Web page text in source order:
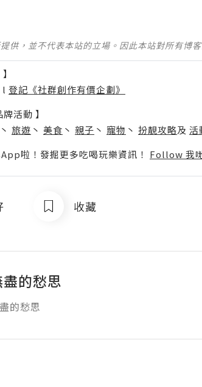
供，並不代表本站的立場。因此本站對所有博
l 登記《社群創作有價企劃》
活動 】
丶 旅遊 丶 美食 丶 親子 丶 寵物 丶 扮靚攻略及 活
啦！發掘更多吃喝玩樂資訊！ Follow 我
收藏
盡的愁思